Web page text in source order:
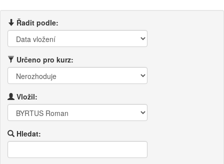
Řadit podle:
Určeno pro kurz:
Vložil:
Hledat: